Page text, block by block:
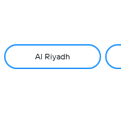
Al Riyadh